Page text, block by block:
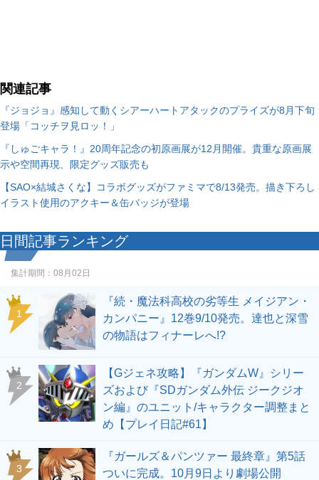
ひろ作品（特にYU-NO）／有栖零児＆シャオムウ／オク
トパストラベラー／悠久幻想曲（ウィズハ、エタメロ、デ
バイスレインもよい）／シャイニングフォース3／ファン
タシースター千年紀の終りに／グローランサーは1と4と6
が好き／サモンナイトは2と6が好き【生き方に影響を受け
た小説（の一部）】卵王子カイルロッドの苦難（冴木忍）
／ティラノ 剣狼伝説魔空界編（園田英樹）／異次元騎士
きを
関連記事
『ジョジョ』感知して動くシアーハートアタックのプライズが8月下旬
登場「コッチヲ見ロッ！」
『しゅごキャラ！』20周年記念の初原画展が12月開催。貴重な原画展
示や空間再現、限定グッズ販売も
【SAO×結城さくな】コラボグッズがファミマで8/13発売。描き下ろし
イラスト使用のアクキー＆缶バッジが登場
日間記事ランキング
集計期間： 08月02日
1
『続・魔法科高校の劣等生 メイジアン・
カンパニー』12巻9/10発売。達也と深雪
の物語はフィナーレへ!?
2
【Gジェネ攻略】『ガンダムW』シリー
ズおよび『SDガンダム外伝 ジークジオ
ン編』のユニット/キャラクター調整まと
め【プレイ日記#61】
3
『ガールズ＆パンツァー 最終章』第5話
ついに完成。10月9日より劇場公開